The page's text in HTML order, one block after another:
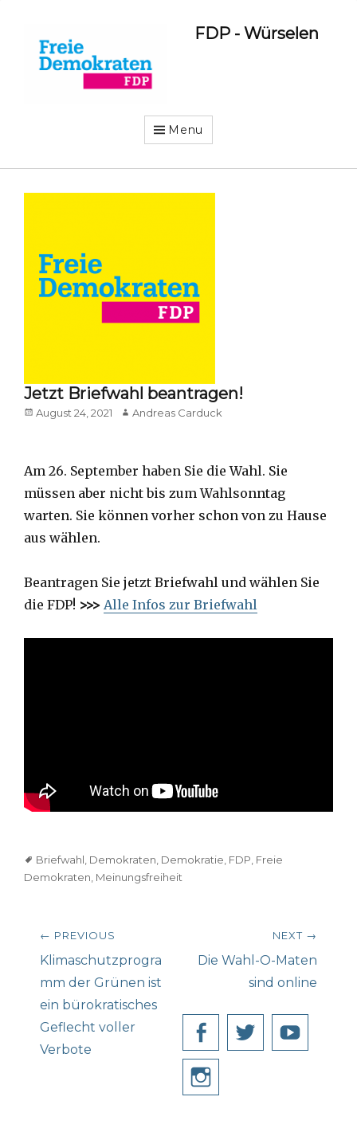
FDP - Würselen
Menu
Jetzt Briefwahl beantragen!
Posted
August 24, 2021 Author
Andreas Carduck
Am 26. September haben Sie die Wahl. Sie
müssen aber nicht bis zum Wahlsonntag
warten. Sie können vorher schon von zu Hause
aus wählen.
Beantragen Sie jetzt Briefwahl und wählen Sie
die FDP! >>> Alle Infos zur Briefwahl
TagsBriefwahl Demokraten Demokratie FDP Freie
Demokraten Meinungsfreiheit
Beitragsnavigation
← PREVIOUS
Previous
post:
Klimaschutzprogra
mm der Grünen ist
ein bürokratisches
Geflecht voller
Verbote
NEXT →
Next
Die Wahl-O-Maten
sind online
Facebook
Twitter